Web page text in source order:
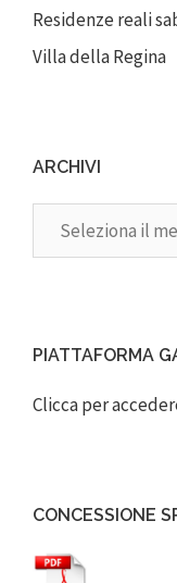
Residenze reali
Villa della Regina
ARCHIVI
PIATTAFORMA
Clicca per
CONCESSIONE